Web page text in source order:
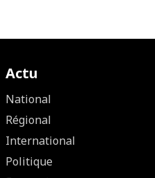
Actu
National
Régional
International
Politique